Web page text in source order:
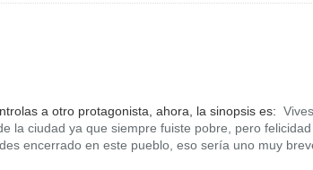
a otro protagonista, ahora, la sinopsis es:
la ciudad ya que siempre fuiste pobre, pero
encerrado en este pueblo, eso sería uno muy